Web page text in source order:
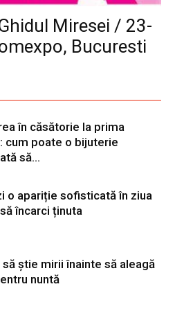
Miresei / 23-
Bucuresti
în căsătorie la prima
cum poate o bijuterie
să...
o apariție sofisticată în ziua
încarci ținuta
știe mirii înainte să aleagă
nuntă